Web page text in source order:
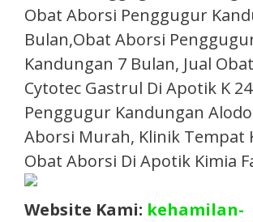
Obat Aborsi Penggugur
Bulan,Obat Aborsi
Kandungan 7 Bulan, Jual
Cytotec Gastrul Di Apotik K
Penggugur Kandungan
Aborsi Murah, Klinik Tempat
Obat Aborsi Di Apotik Kimia
Website Kami: kehamilan-